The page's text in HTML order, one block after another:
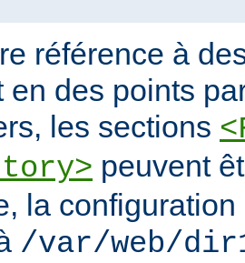
référence à
en des points
les sections
peuvent
la
/var/web/